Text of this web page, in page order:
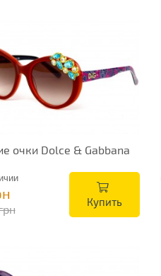
очки Dolce & Gabbana
Купить